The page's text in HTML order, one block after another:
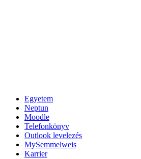
Egyetem
Neptun
Moodle
Telefonkönyv
Outlook levelezés
MySemmelweis
Karrier